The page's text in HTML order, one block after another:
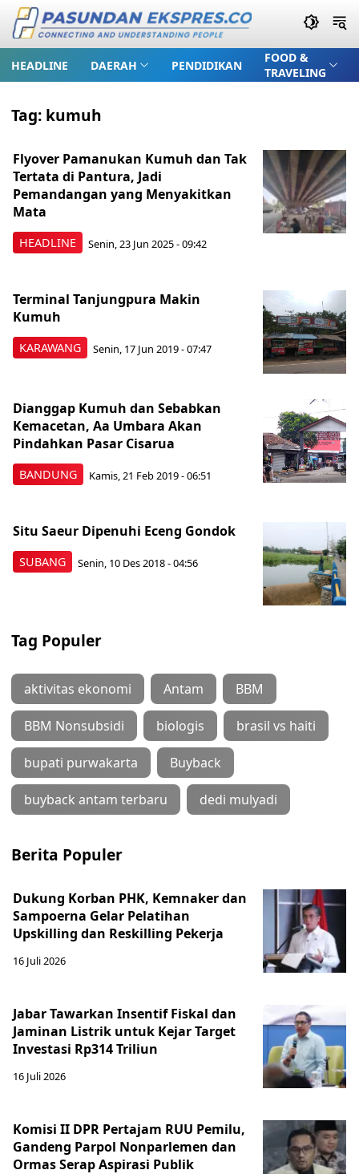
HEADLINE DAERAH PENDIDIKAN
FOOD &
TRAVELING
Tag: kumuh
HEADLINE
Flyover Pamanukan Kumuh dan Tak
Tertata di Pantura, Jadi
Pemandangan yang Menyakitkan
Mata
Senin, 23 Jun 2025 - 09:42
KARAWANG
Terminal Tanjungpura Makin
Kumuh
Senin, 17 Jun 2019 - 07:47
BANDUNG
Dianggap Kumuh dan Sebabkan
Kemacetan, Aa Umbara Akan
Pindahkan Pasar Cisarua
Kamis, 21 Feb 2019 - 06:51
SUBANG
Situ Saeur Dipenuhi Eceng Gondok
Senin, 10 Des 2018 - 04:56
Tag Populer
aktivitas ekonomi Antam BBM
BBM Nonsubsidi biologis brasil vs haiti
bupati purwakarta Buyback
buyback antam terbaru dedi mulyadi
Berita Populer
Dukung Korban PHK, Kemnaker dan
Sampoerna Gelar Pelatihan
Upskilling dan Reskilling Pekerja
16 Juli 2026
Jabar Tawarkan Insentif Fiskal dan
Jaminan Listrik untuk Kejar Target
Investasi Rp314 Triliun
16 Juli 2026
Komisi II DPR Pertajam RUU Pemilu,
Gandeng Parpol Nonparlemen dan
Ormas Serap Aspirasi Publik